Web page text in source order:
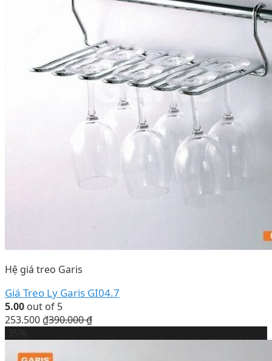
Hệ giá treo Garis
Giá Treo Ly Garis GI04.7
5.00 out of 5
253.500 ₫390.000₫